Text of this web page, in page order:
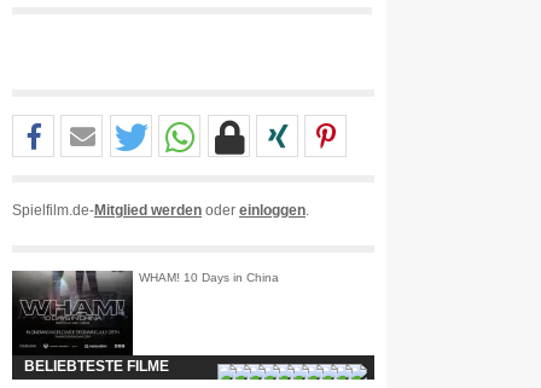
Spielfilm.de-Mitglied werden oder einloggen
WHAM! 10 Days in China
BELIEBTESTE FILME